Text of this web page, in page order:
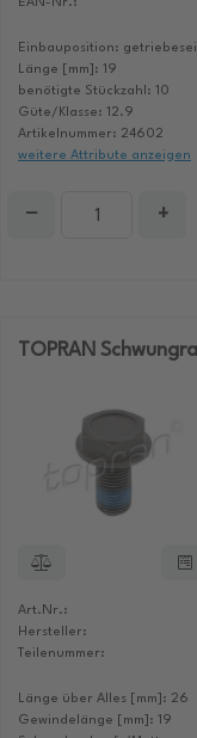
EAN-Nr.:
Einbauposition:
Länge [mm]: 19
benötigte Stückzahl: 10
Güte/Klasse: 12.9
Artikelnummer: 24602
weitere Attribute anzeigen
− +
TOPRAN
Art.Nr.:
Hersteller:
Teilenummer:
Länge über Alles [mm]: 26
Gewindelänge [mm]: 19